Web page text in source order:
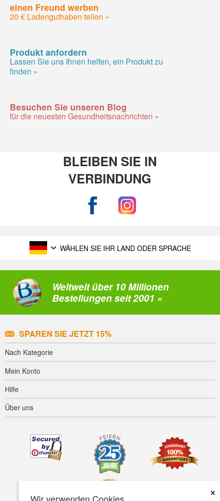
×
einen Freund werben
20 € Ladenguthaben teilen »
Produkt anfordern
Lassen Sie uns Ihnen helfen, ein Produkt zu
finden »
Besuchen Sie unseren Blog
für die neuesten Gesundheitsnachrichten »
BLEIBEN SIE IN
VERBINDUNG
WÄHLEN SIE IHR LAND ODER SPRACHE
Weltweit über 10 Millionen
Bestellungen seit 2001 »
SPAREN SIE JETZT 15%
Nach Kategorie
Mein Konto
Hilfe
Über uns